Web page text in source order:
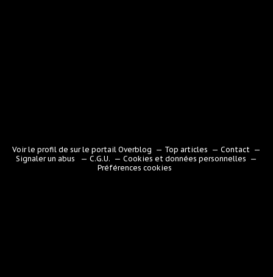
Voir le profil de sur le portail Overblog Top articles
Contact
Signaler un abus
C.G.U.
Cookies et données personnelles
Préférences cookies